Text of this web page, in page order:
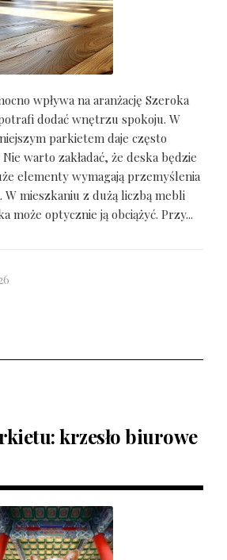
wpływa na aranżację Szeroka
dodać wnętrzu spokoju. W
parkietem daje często
warto zakładać, że deska będzie
elementy wymagają przemyślenia
W mieszkaniu z dużą liczbą mebli
może optycznie ją obciążyć. Przy...
krzesło biurowe